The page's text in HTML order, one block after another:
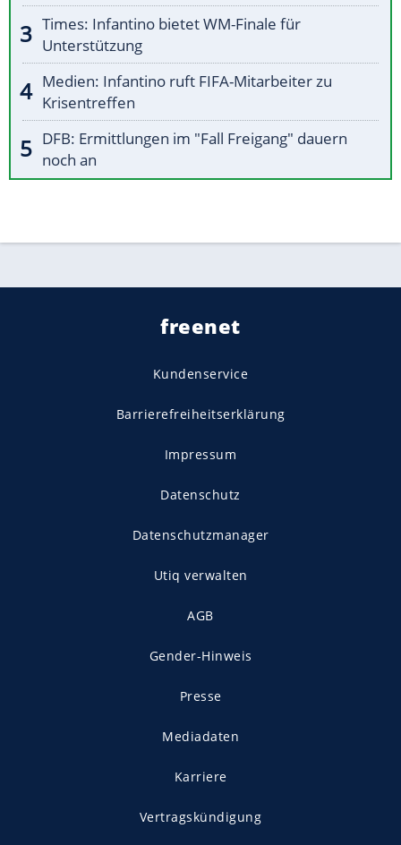
Times: Infantino bietet WM-Finale für
Unterstützung
Medien: Infantino ruft FIFA-Mitarbeiter zu
Krisentreffen
DFB: Ermittlungen im "Fall Freigang" dauern
noch an
freenet
Kundenservice
Barrierefreiheitserklärung
Impressum
Datenschutz
Datenschutzmanager
Utiq verwalten
AGB
Gender-Hinweis
Presse
Mediadaten
Karriere
Vertragskündigung